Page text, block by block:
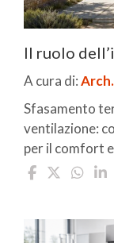
Il ruolo
A cura di:
Sfasamento
ventilazione:
per il comfort